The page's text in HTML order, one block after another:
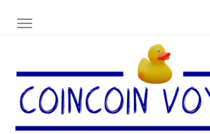
AFFICHER/MASQUER LA NAVIGATION